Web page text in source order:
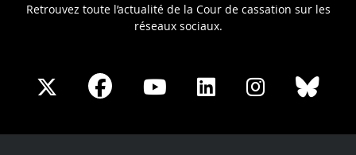
Retrouvez toute l’actualité de la Cour de cassation sur les
réseaux sociaux.
Share
X
Share
Facebook
Share
Youtube
Share
LinkedIn
Share
Instagram